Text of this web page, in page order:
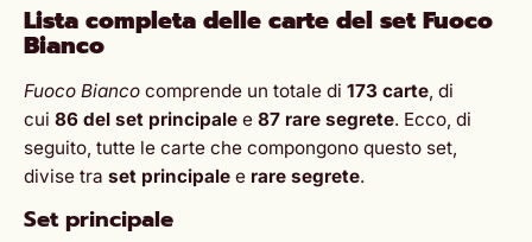
Lista completa delle carte del set Fuoco
Bianco
Fuoco Bianco comprende un totale di 173 carte, di
cui 86 del set principale e 87 rare segrete. Ecco, di
seguito, tutte le carte che compongono questo set,
divise tra set principale e rare segrete.
Set principale